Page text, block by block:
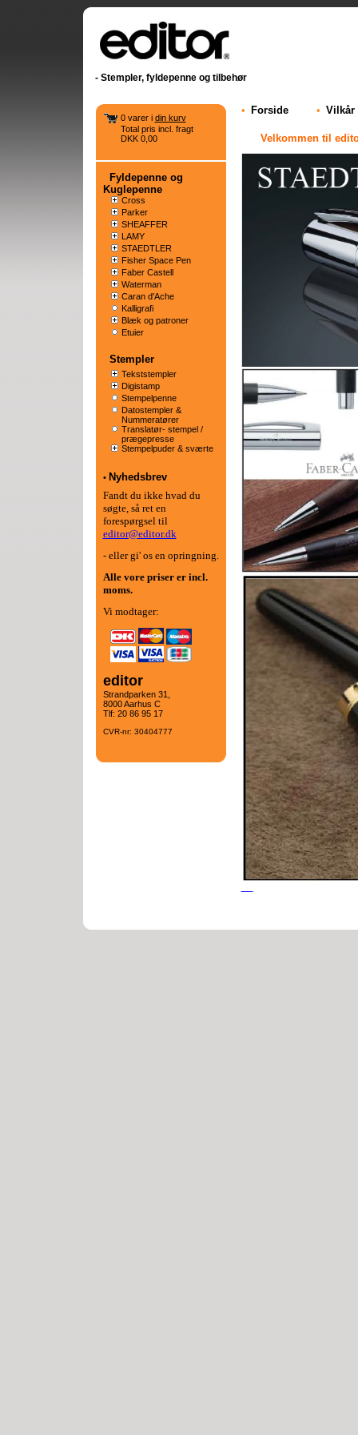
- Stempler, fyldepenne og tilbehør
0 varer i din kurv
Total pris incl. fragt
DKK 0,00
Fyldepenne og
Kuglepenne
Cross
Parker
SHEAFFER
LAMY
STAEDTLER
Fisher Space Pen
Faber Castell
Waterman
Caran d'Ache
Kalligrafi
Blæk og patroner
Etuier
Stempler
Tekststempler
Digistamp
Stempelpenne
Datostempler &
Nummeratører
Translatør- stempel /
prægepresse
Stempelpuder & sværte
• Nyhedsbrev
Fandt du ikke hvad du
søgte, så ret en
forespørgsel til
editor@editor.dk
- eller gi' os en opringning.
Alle vore priser er incl.
moms.
Vi modtager:
editor
Strandparken 31,
8000 Aarhus C
Tlf: 20 86 95 17
CVR-nr: 30404777
• Forside • Vilkår
Velkommen til